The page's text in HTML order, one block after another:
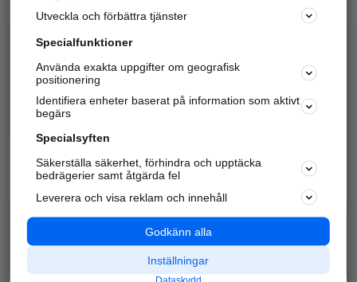
Marknadsför företaget
Kom igång och annonsera mot
samarbetspartners nära dig.
Alla kategorier
Populära sökningar
API & Kartor
Annonsera
Integritet
Nödnummer
Utveckla och förbättra tjänster
Specialfunktioner
Använda exakta uppgifter om geografisk
positionering
Identifiera enheter baserat på information som aktivt
begärs
Specialsyften
Säkerställa säkerhet, förhindra och upptäcka
bedrägerier samt åtgärda fel
Leverera och visa reklam och innehåll
Godkänn alla
Inställningar
Dataskydd